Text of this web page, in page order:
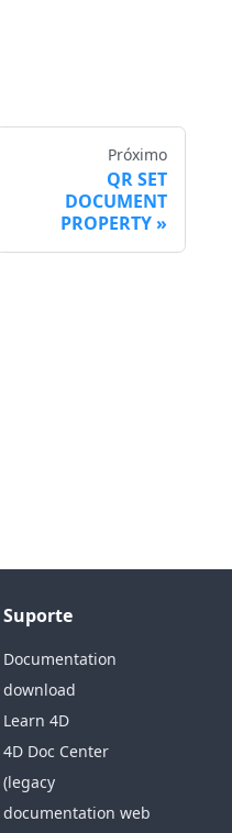
Próximo
QR SET
DOCUMENT
PROPERTY
Suporte
Documentation
download
Learn 4D
4D Doc Center
(legacy
documentation web